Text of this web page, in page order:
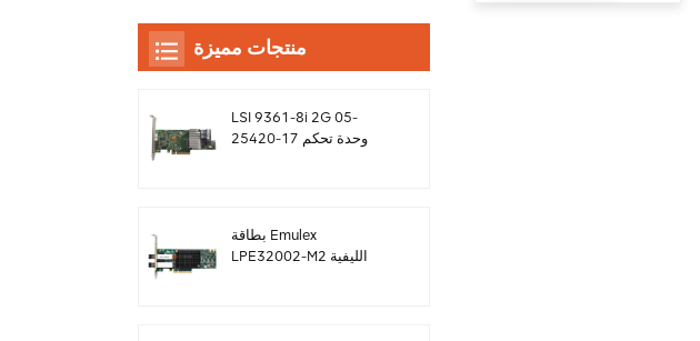
منتجات مميزة
LSI 9361-8i 2G 05-
25420-17 وحدة تحكم
بطاقة Emulex
LPE32002-M2 الليفية